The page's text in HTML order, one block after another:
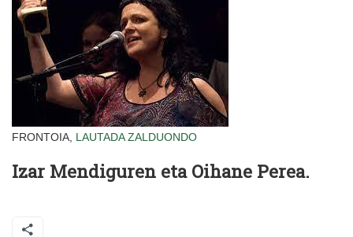
FRONTOIA, LAUTADA ZALDUONDO
Izar Mendiguren eta Oihane Perea.